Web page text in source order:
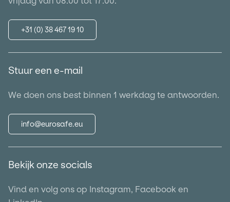
+31 (0) 38 467 19 10
Stuur een e-mail
We doen ons best binnen 1 werkdag te antwoorden.
info@eurosafe.eu
Bekijk onze socials
Vind en volg ons op Instagram, Facebook en